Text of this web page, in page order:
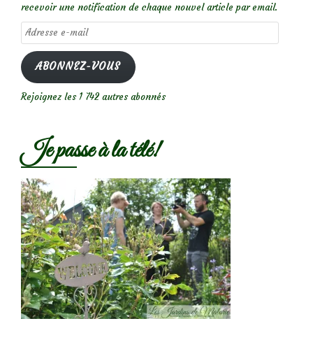
recevoir une notification de chaque nouvel article par email.
Adresse
e-
mail
ABONNEZ-VOUS
Rejoignez les 1 742 autres abonnés
Je passe à la télé!